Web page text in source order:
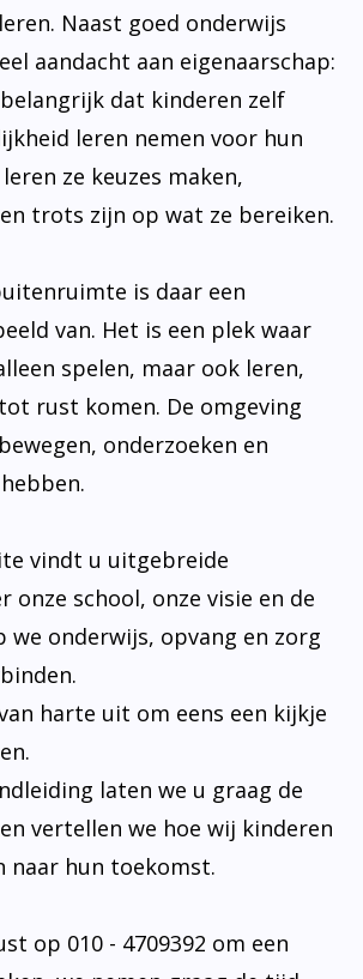
Naast goed onderwijs
aandacht aan eigenaarschap:
dat kinderen zelf
leren nemen voor hun
ze keuzes maken,
trots zijn op wat ze bereiken.
is daar een
van. Het is een plek waar
spelen, maar ook leren,
rust komen. De omgeving
onderzoeken en
vindt u uitgebreide
onze school, onze visie en de
we onderwijs, opvang en zorg
harte uit om eens een kijkje
laten we u graag de
vertellen we hoe wij kinderen
naar hun toekomst.
op 010 - 4709392 om een